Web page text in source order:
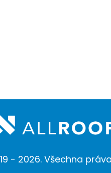
- 2026. Všechna